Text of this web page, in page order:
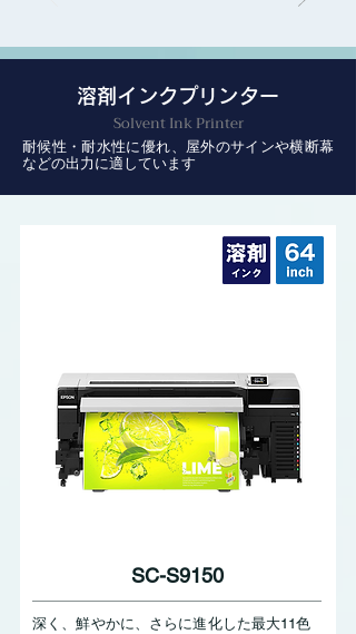
溶剤インクプリンター
Solvent Ink Printer
耐候性・耐水性に優れ、屋外のサインや横断幕
などの出力に適しています
SC-S9150
深く、鮮やかに、さらに進化した最大11色